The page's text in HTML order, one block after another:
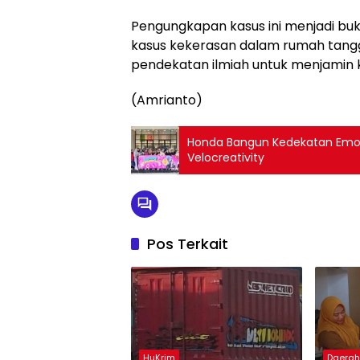
Pengungkapan kasus ini menjadi
kasus kekerasan dalam rumah
pendekatan ilmiah untuk menjamin
(Amrianto)
Honda Bangun Kedekatan
Velocreativity
Pos Terkait